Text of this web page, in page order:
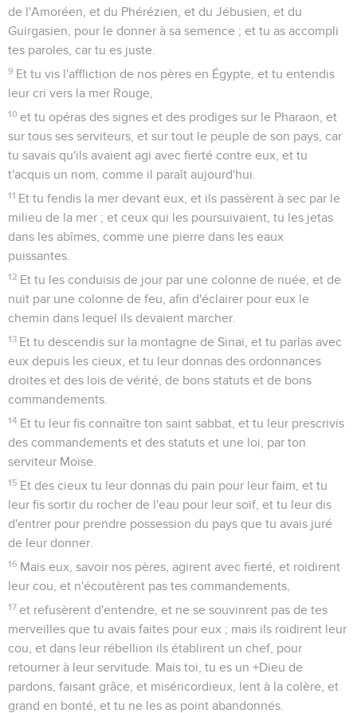
de l'Amoréen, et du Phérézien, et du Jébusien, et du
Guirgasien, pour le donner à sa semence ; et tu as accompli
tes paroles, car tu es juste.
9 Et tu vis l'affliction de nos pères en Égypte, et tu entendis
leur cri vers la mer Rouge,
10 et tu opéras des signes et des prodiges sur le Pharaon, et
sur tous ses serviteurs, et sur tout le peuple de son pays, car
tu savais qu'ils avaient agi avec fierté contre eux, et tu
t'acquis un nom, comme il paraît aujourd'hui.
11 Et tu fendis la mer devant eux, et ils passèrent à sec par le
milieu de la mer ; et ceux qui les poursuivaient, tu les jetas
dans les abîmes, comme une pierre dans les eaux
puissantes.
12 Et tu les conduisis de jour par une colonne de nuée, et de
nuit par une colonne de feu, afin d'éclairer pour eux le
chemin dans lequel ils devaient marcher.
13 Et tu descendis sur la montagne de Sinaï, et tu parlas avec
eux depuis les cieux, et tu leur donnas des ordonnances
droites et des lois de vérité, de bons statuts et de bons
commandements.
14 Et tu leur fis connaître ton saint sabbat, et tu leur prescrivis
des commandements et des statuts et une loi, par ton
serviteur Moïse.
15 Et des cieux tu leur donnas du pain pour leur faim, et tu
leur fis sortir du rocher de l'eau pour leur soif, et tu leur dis
d'entrer pour prendre possession du pays que tu avais juré
de leur donner.
16 Mais eux, savoir nos pères, agirent avec fierté, et roidirent
leur cou, et n'écoutèrent pas tes commandements,
17 et refusèrent d'entendre, et ne se souvinrent pas de tes
merveilles que tu avais faites pour eux ; mais ils roidirent leur
cou, et dans leur rébellion ils établirent un chef, pour
retourner à leur servitude. Mais toi, tu es un +Dieu de
pardons, faisant grâce, et miséricordieux, lent à la colère, et
grand en bonté, et tu ne les as point abandonnés.